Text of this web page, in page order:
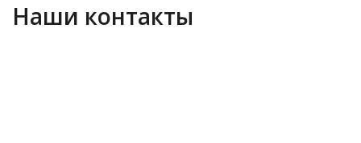
Наши контакты